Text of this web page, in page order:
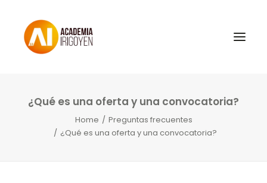
Oposiciones
¿Qué es una oferta y una convocatoria?
Home
Preguntas frecuentes
¿Qué es una oferta y una convocatoria?